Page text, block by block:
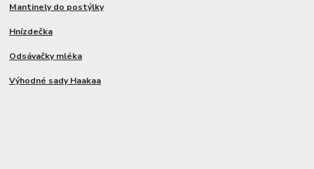
Mantinely do postýlky
Hnízdečka
Odsávačky mléka
Výhodné sady Haakaa